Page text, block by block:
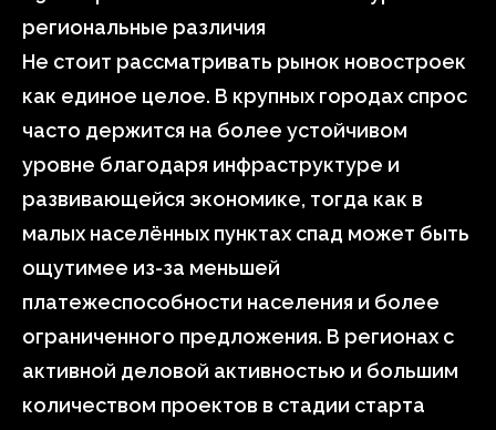
региональные различия
Не стоит рассматривать рынок новостроек
как единое целое. В крупных городах спрос
часто держится на более устойчивом
уровне благодаря инфраструктуре и
развивающейся экономике, тогда как в
малых населённых пунктах спад может быть
ощутимее из-за меньшей
платежеспособности населения и более
ограниченного предложения. В регионах с
активной деловой активностью и большим
количеством проектов в стадии старта